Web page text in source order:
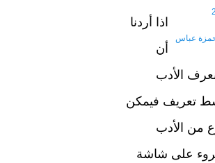
حمزة عباس
اذا أردنا
أن
الأدب
تعريف فيمكن
من الأدب
على شاشة